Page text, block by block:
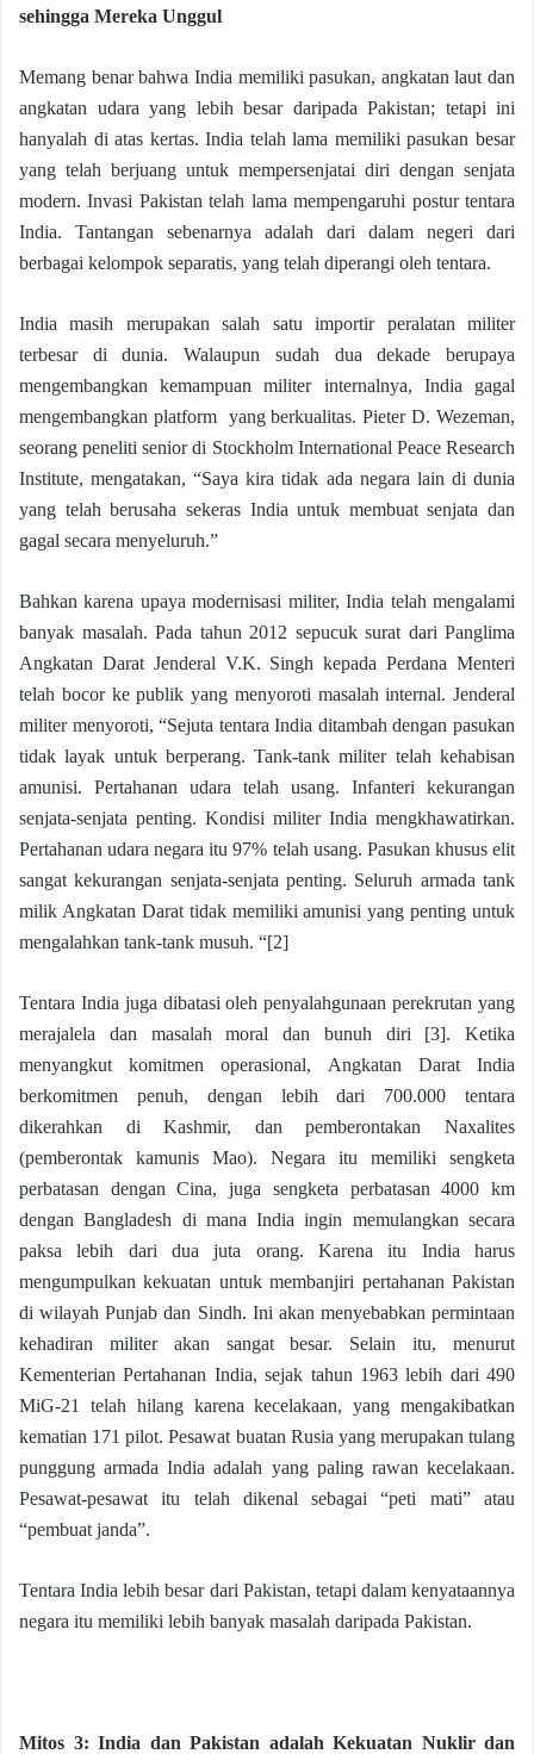
sehingga Mereka Unggul
Memang benar bahwa India memiliki pasukan, angkatan laut dan
angkatan udara yang lebih besar daripada Pakistan; tetapi ini
hanyalah di atas kertas. India telah lama memiliki pasukan besar
yang telah berjuang untuk mempersenjatai diri dengan senjata
modern. Invasi Pakistan telah lama mempengaruhi postur tentara
India. Tantangan sebenarnya adalah dari dalam negeri dari
berbagai kelompok separatis, yang telah diperangi oleh tentara.
India masih merupakan salah satu importir peralatan militer
terbesar di dunia. Walaupun sudah dua dekade berupaya
mengembangkan kemampuan militer internalnya, India gagal
mengembangkan platform yang berkualitas. Pieter D. Wezeman,
seorang peneliti senior di Stockholm International Peace Research
Institute, mengatakan, “Saya kira tidak ada negara lain di dunia
yang telah berusaha sekeras India untuk membuat senjata dan
gagal secara menyeluruh.”
Bahkan karena upaya modernisasi militer, India telah mengalami
banyak masalah. Pada tahun 2012 sepucuk surat dari Panglima
Angkatan Darat Jenderal V.K. Singh kepada Perdana Menteri
telah bocor ke publik yang menyoroti masalah internal. Jenderal
militer menyoroti, “Sejuta tentara India ditambah dengan pasukan
tidak layak untuk berperang. Tank-tank militer telah kehabisan
amunisi. Pertahanan udara telah usang. Infanteri kekurangan
senjata-senjata penting. Kondisi militer India mengkhawatirkan.
Pertahanan udara negara itu 97% telah usang. Pasukan khusus elit
sangat kekurangan senjata-senjata penting. Seluruh armada tank
milik Angkatan Darat tidak memiliki amunisi yang penting untuk
mengalahkan tank-tank musuh. “[2]
Tentara India juga dibatasi oleh penyalahgunaan perekrutan yang
merajalela dan masalah moral dan bunuh diri [3]. Ketika
menyangkut komitmen operasional, Angkatan Darat India
berkomitmen penuh, dengan lebih dari 700.000 tentara
dikerahkan di Kashmir, dan pemberontakan Naxalites
(pemberontak kamunis Mao). Negara itu memiliki sengketa
perbatasan dengan Cina, juga sengketa perbatasan 4000 km
dengan Bangladesh di mana India ingin memulangkan secara
paksa lebih dari dua juta orang. Karena itu India harus
mengumpulkan kekuatan untuk membanjiri pertahanan Pakistan
di wilayah Punjab dan Sindh. Ini akan menyebabkan permintaan
kehadiran militer akan sangat besar. Selain itu, menurut
Kementerian Pertahanan India, sejak tahun 1963 lebih dari 490
MiG-21 telah hilang karena kecelakaan, yang mengakibatkan
kematian 171 pilot. Pesawat buatan Rusia yang merupakan tulang
punggung armada India adalah yang paling rawan kecelakaan.
Pesawat-pesawat itu telah dikenal sebagai “peti mati” atau
“pembuat janda”.
Tentara India lebih besar dari Pakistan, tetapi dalam kenyataannya
negara itu memiliki lebih banyak masalah daripada Pakistan.
Mitos 3: India dan Pakistan adalah Kekuatan Nuklir dan